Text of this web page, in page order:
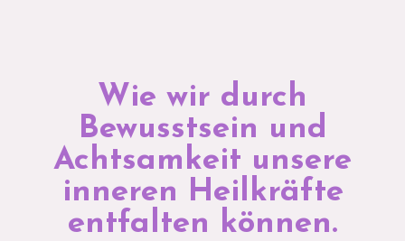
Wie wir durch
Bewusstsein und
Achtsamkeit unsere
inneren Heilkräfte
entfalten können.